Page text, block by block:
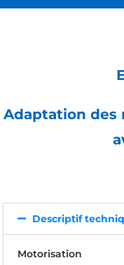
Adaptation des
Descriptif
Motorisation